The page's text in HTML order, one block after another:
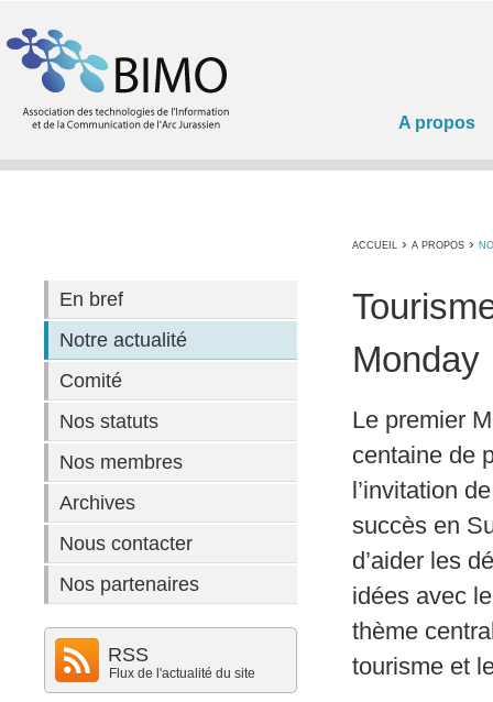
A propos
ACCUEIL › A PROPOS ›
En bref
Notre actualité
Comité
Nos statuts
Nos membres
Archives
Nous contacter
Nos partenaires
RSS
Flux de l'actualité du site
Monday
Le premier
centaine de
l’invitation
succès en
d’aider les
idées avec
thème
tourisme et